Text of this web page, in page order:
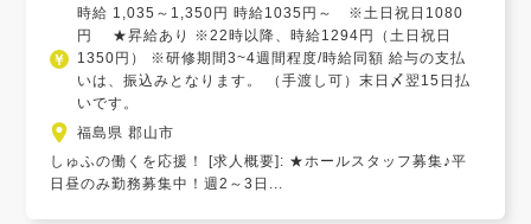
時給 1,035～1,350円 時給1035円～ ※土日祝日1080
円 ★昇給あり ※22時以降、時給1294円（土日祝日
1350円） ※研修期間3~4週間程度/時給同額 給与の支払
いは、振込みとなります。 （手渡し可）末日〆翌15日払
いです。
福島県 郡山市
しゅふの働くを応援！ [求人概要]: ★ホールスタッフ募集♪平
日昼のみ勤務募集中！週2～3日...